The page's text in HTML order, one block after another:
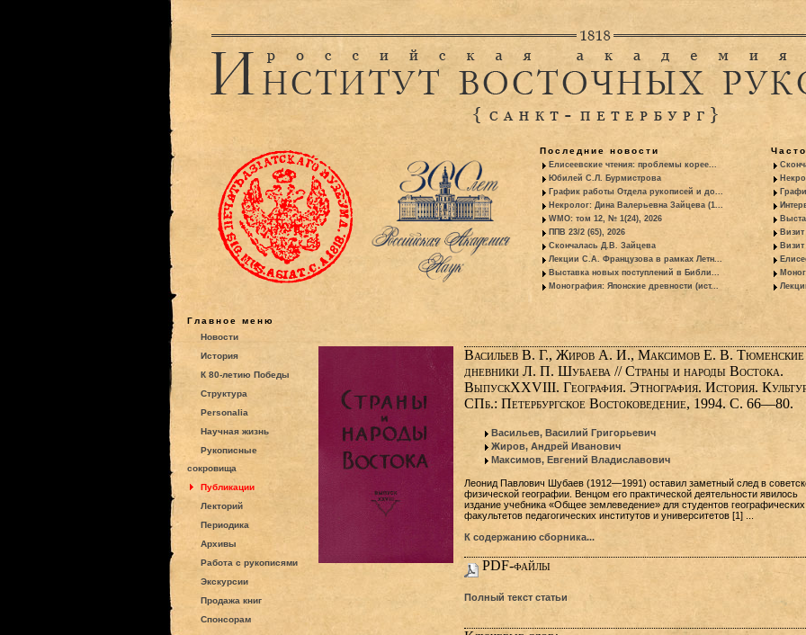
Последние новости
Елисеевские чтения: проблемы корее...
Юбилей С.Л. Бурмистрова
График работы Отдела рукописей и до...
Некролог: Дина Валерьевна Зайцева (1...
WMO: том 12, № 1(24), 2026
ППВ 23/2 (65), 2026
Скончалась Д.В. Зайцева
Лекции С.А. Французова в рамках Летн...
Выставка новых поступлений в Библи...
Монография: Японские древности (ист...
Главное меню
Новости
История
К 80-летию Победы
Структура
Personalia
Научная жизнь
Рукописные
сокровища
Публикации
Лекторий
Периодика
Архивы
Работа с рукописями
Экскурсии
Продажа книг
Спонсорам
Васильев В. Г., Жиров А. И., Максимов Е. В. Тюменские
дневники Л. П. Шубаева // Страны и народы Востока.
ВыпускXXVIII. География. Этнография. История.
СПб.: Петербургское Востоковедение, 1994. С. 66—80.
Васильев, Василий Григорьевич
Жиров, Андрей Иванович
Максимов, Евгений Владиславович
Леонид Павлович Шубаев (1912—1991) оставил заметный след в
физической географии. Венцом его практической деятельности явилось
издание учебника «Общее землеведение» для студентов географических
факультетов педагогических институтов и университетов [1] ...
К содержанию сборника...
PDF-файлы
Полный текст статьи